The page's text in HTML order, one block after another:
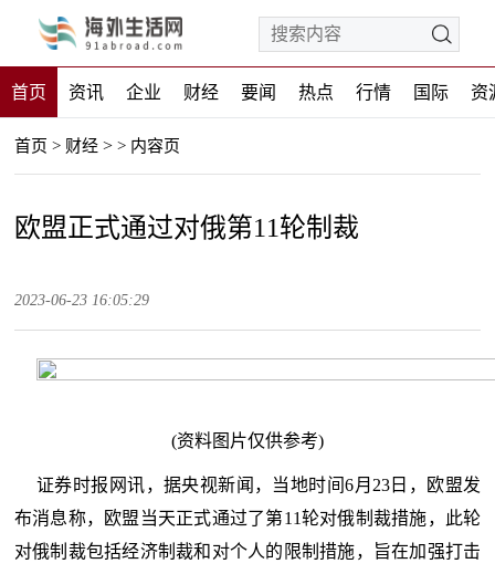
首页 资讯 企业 财经 要闻 热点 行情 国际 资
首页 > 财经 > > 内容页
欧盟正式通过对俄第11轮制裁
2023-06-23 16:05:29
(资料图片仅供参考)
证券时报网讯，据央视新闻，当地时间6月23日，欧盟发
布消息称，欧盟当天正式通过了第11轮对俄制裁措施，此轮
对俄制裁包括经济制裁和对个人的限制措施，旨在加强打击